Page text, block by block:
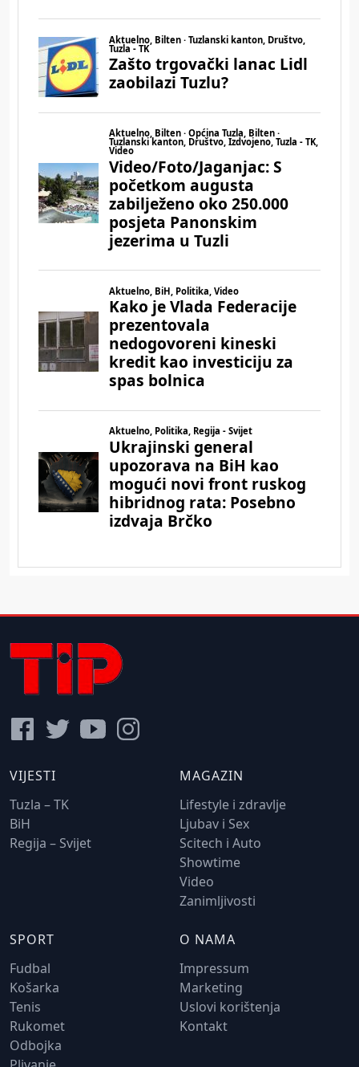
VIJESTI
Tuzla – TK
BiH
Regija – Svijet
MAGAZIN
Lifestyle i zdravlje
Ljubav i Sex
Scitech i Auto
Showtime
Video
Zanimljivosti
SPORT
Fudbal
Košarka
Tenis
Rukomet
Odbojka
O NAMA
Impressum
Marketing
Uslovi korištenja
Kontakt